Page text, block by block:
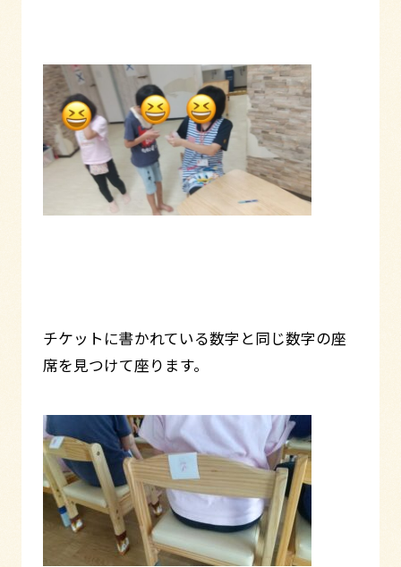
チケットに書かれている数字と同じ数字の座
席を見つけて座ります。